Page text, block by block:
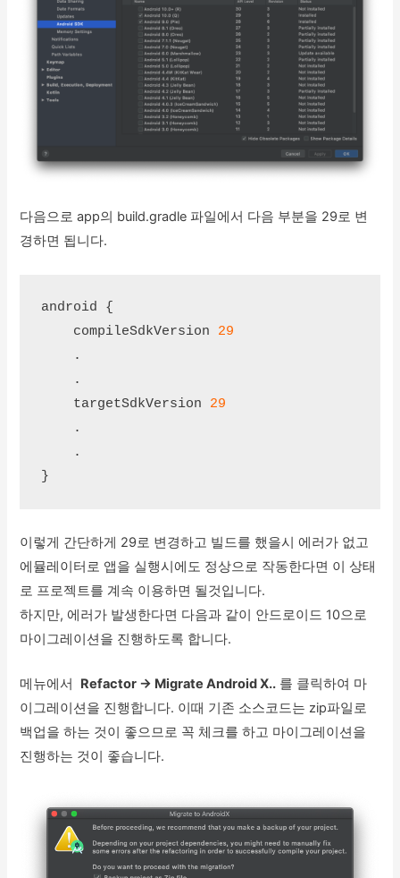
다음으로 app의 build.gradle 파일에서 다음 부분을 29로 변
경하면 됩니다.
android {
    compileSdkVersion
29
    .
    .
    targetSdkVersion
29
    .
    .
이렇게 간단하게 29로 변경하고 빌드를 했을시 에러가 없고
에뮬레이터로 앱을 실행시에도 정상으로 작동한다면 이 상태
로 프로젝트를 계속 이용하면 될것입니다.
하지만, 에러가 발생한다면 다음과 같이 안드로이드 10으로
마이그레이션을 진행하도록 합니다.
메뉴에서 Refactor -> Migrate Android X.. 를 클릭하여 마
이그레이션을 진행합니다. 이때 기존 소스코드는 zip파일로
백업을 하는 것이 좋으므로 꼭 체크를 하고 마이그레이션을
진행하는 것이 좋습니다.